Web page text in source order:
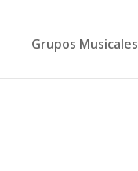
Grupos Musicales